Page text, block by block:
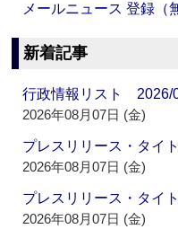
メールニュース 登録（
新着記事
行政情報リスト 2026/
2026年08月07日 (金)
プレスリリース・タイ
2026年08月07日 (金)
プレスリリース・タイ
2026年08月07日 (金)